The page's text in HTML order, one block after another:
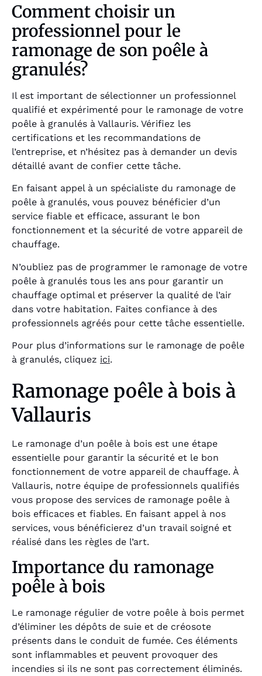
Comment choisir un
professionnel pour le
ramonage de son poêle à
granulés?
Il est important de sélectionner un professionnel
qualifié et expérimenté pour le ramonage de votre
poêle à granulés à Vallauris. Vérifiez les
certifications et les recommandations de
l’entreprise, et n’hésitez pas à demander un devis
détaillé avant de confier cette tâche.
En faisant appel à un spécialiste du ramonage de
poêle à granulés, vous pouvez bénéficier d’un
service fiable et efficace, assurant le bon
fonctionnement et la sécurité de votre appareil de
chauffage.
N’oubliez pas de programmer le ramonage de votre
poêle à granulés tous les ans pour garantir un
chauffage optimal et préserver la qualité de l’air
dans votre habitation. Faites confiance à des
professionnels agréés pour cette tâche essentielle.
Pour plus d’informations sur le ramonage de poêle
à granulés, cliquez ici.
Ramonage poêle à bois à
Vallauris
Le ramonage d’un poêle à bois est une étape
essentielle pour garantir la sécurité et le bon
fonctionnement de votre appareil de chauffage. À
Vallauris, notre équipe de professionnels qualifiés
vous propose des services de ramonage poêle à
bois efficaces et fiables. En faisant appel à nos
services, vous bénéficierez d’un travail soigné et
réalisé dans les règles de l’art.
Importance du ramonage
poêle à bois
Le ramonage régulier de votre poêle à bois permet
d’éliminer les dépôts de suie et de créosote
présents dans le conduit de fumée. Ces éléments
sont inflammables et peuvent provoquer des
incendies si ils ne sont pas correctement éliminés.